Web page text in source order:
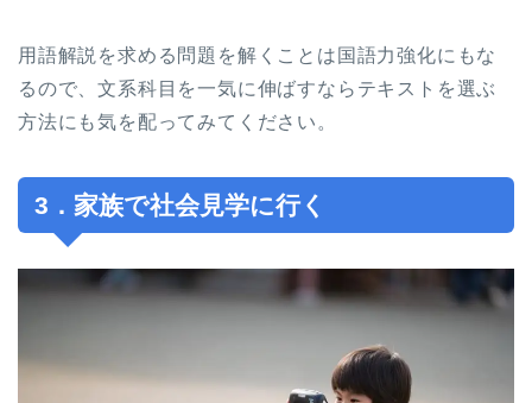
用語解説を求める問題を解くことは国語力強化にもな
るので、文系科目を一気に伸ばすならテキストを選ぶ
方法にも気を配ってみてください。
3．家族で社会見学に行く